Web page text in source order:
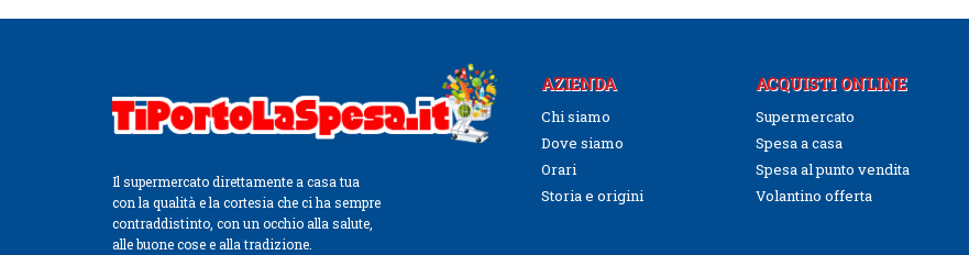
Il supermercato direttamente a casa tua
con la qualità e la cortesia che ci ha sempre
contraddistinto, con un occhio alla salute,
alle buone cose e alla tradizione.
AZIENDA
Chi siamo
Dove siamo
Orari
Storia e origini
ACQUISTI ONLINE
Supermercato
Spesa a casa
Spesa al punto vendita
Volantino offerta